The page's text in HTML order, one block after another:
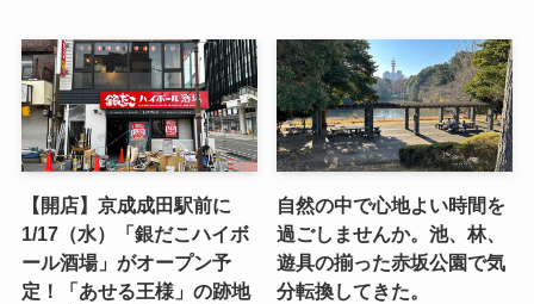
【開店】京成成田駅前に
1/17（水）「銀だこハイボ
ール酒場」がオープン予
定！「あせる王様」の跡地
自然の中で心地よい時間を
過ごしませんか。池、林、
遊具の揃った赤坂公園で気
分転換してきた。